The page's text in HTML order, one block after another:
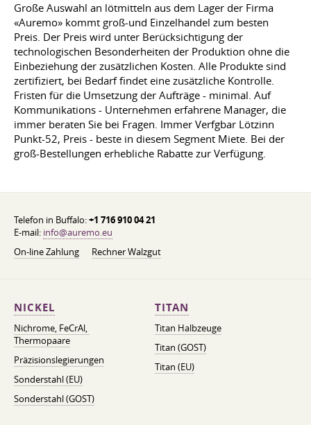
Große Auswahl an lötmitteln aus dem Lager der Firma
«Auremo» kommt groß-und Einzelhandel zum besten
Preis. Der Preis wird unter Berücksichtigung der
technologischen Besonderheiten der Produktion ohne die
Einbeziehung der zusätzlichen Kosten. Alle Produkte sind
zertifiziert, bei Bedarf findet eine zusätzliche Kontrolle.
Fristen für die Umsetzung der Aufträge - minimal. Auf
Kommunikations - Unternehmen erfahrene Manager, die
immer beraten Sie bei Fragen. Immer Verfgbar Lötzinn
Punkt-52, Preis - beste in diesem Segment Miete. Bei der
groß-Bestellungen erhebliche Rabatte zur Verfügung.
Telefon in Buffalo:+1 716 910 04 21
E-mail: info@auremo.eu
On-line Zahlung
Rechner Walzgut
NICKEL
Nichrome, FeСrAl, ​​
Thermopaare
Präzisionslegierungen
Sonderstahl (EU)
Sonderstahl (GOST)
TITAN
Titan Halbzeuge
Titan (GOST)
Titan (EU)